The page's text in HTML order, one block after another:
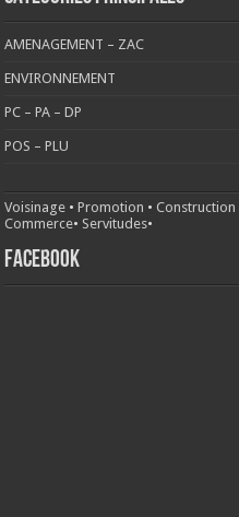
AMENAGEMENT – ZAC
ENVIRONNEMENT
PC – PA – DP
POS – PLU
Voisinage •Promotion •Construction
Commerce• Servitudes•
FACEBOOK